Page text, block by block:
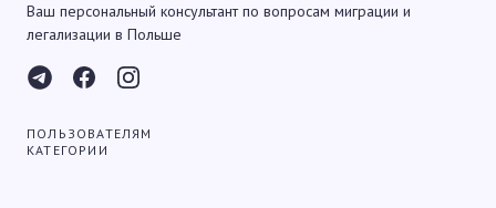
Ваш персональный консультант по вопросам миграции и
легализации в Польше
ПОЛЬЗОВАТЕЛЯМ
КАТЕГОРИИ